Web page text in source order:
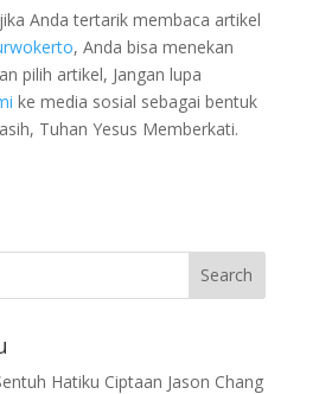
Anda tertarik membaca artikel
, Anda bisa menekan
pilih artikel, Jangan lupa
ke media sosial sebagai bentuk
Tuhan Yesus Memberkati.
Hatiku Ciptaan Jason Chang